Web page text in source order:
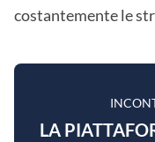
costantemente le
LA